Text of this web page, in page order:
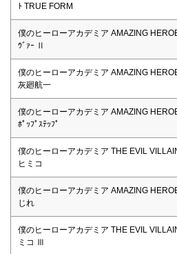
ﾄ TRUE FORM
僕のヒーローアカデミア AMAZING
ｳﾞｧｰ Ⅱ
僕のヒーローアカデミア AMAZING
灰廻航一
僕のヒーローアカデミア AMAZING
ﾎﾟｯﾌﾟｽﾃｯﾌﾟ
僕のヒーローアカデミア THE EVIL
ヒミコ
僕のヒーローアカデミア AMAZING
じれ
僕のヒーローアカデミア THE EVIL
ミコ Ⅲ